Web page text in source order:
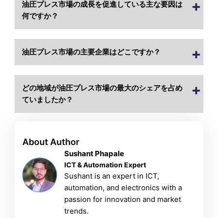
油圧プレス市場の成長を促進している主な要因は
何ですか？
油圧プレス市場の主要企業はどこですか？
どの地域が油圧プレス市場の最大のシェアを占め
ていましたか？
About Author
Sushant Phapale
ICT & Automation Expert
Sushant is an expert in ICT,
automation, and electronics with a
passion for innovation and market
trends.